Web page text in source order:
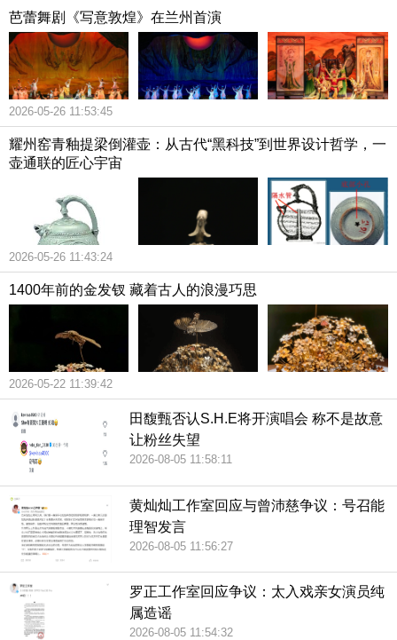
芭蕾舞剧《写意敦煌》在兰州首演
2026-05-26 11:53:45
耀州窑青釉提梁倒灌壶：从古代“黑科技”到世界设计哲学，一
壶通联的匠心宇宙
2026-05-26 11:43:24
1400年前的金发钗 藏着古人的浪漫巧思
2026-05-22 11:39:42
田馥甄否认S.H.E将开演唱会 称不是故意
让粉丝失望
2026-08-05 11:58:11
黄灿灿工作室回应与曾沛慈争议：号召能
理智发言
2026-08-05 11:56:27
罗正工作室回应争议：太入戏亲女演员纯
属造谣
2026-08-05 11:54:32